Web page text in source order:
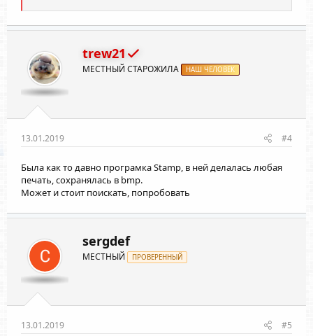
а
к
и
и
:
trew21
МЕСТНЫЙ СТАРОЖИЛА НАШ ЧЕЛОВЕК
13.01.2019 #4
Была как то давно програмка Stamp, в ней делалась любая
печать, сохранялась в bmp.
Может и стоит поискать, попробовать
sergdef
МЕСТНЫЙ ПРОВЕРЕННЫЙ
13.01.2019 #5